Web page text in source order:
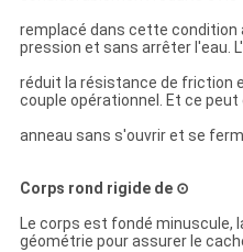
remplacé dans cette condition
pression et sans arrêter l'eau.
réduit la résistance de friction
couple opérationnel. Et ce
anneau sans s'ouvrir et se
Corps rond rigide de ⊙
Le corps est fondé minuscule,
géométrie pour assurer le